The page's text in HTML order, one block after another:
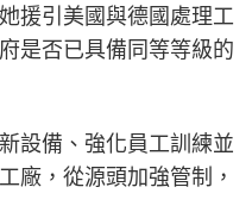
援引美國與德國處理工
是否已具備同等等級的
設備、強化員工訓練並
廠，從源頭加強管制，